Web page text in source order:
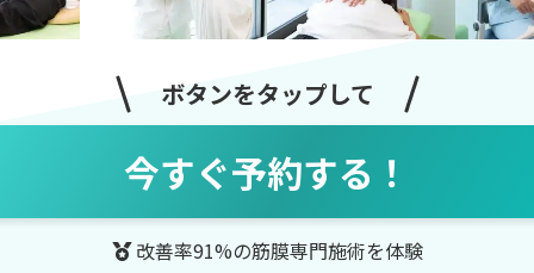
ボタンをタップして
今すぐ予約する！
改善率91%の筋膜専門施術を体験